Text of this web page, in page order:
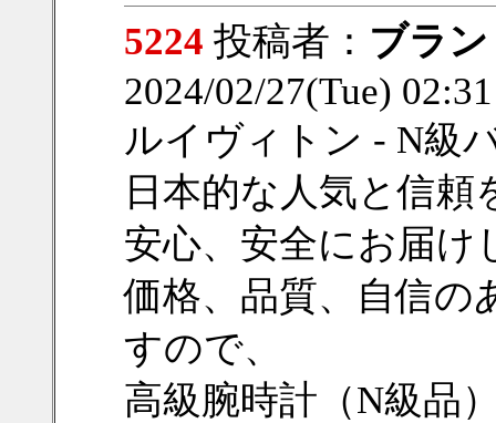
5224 投稿者： ブラ
2024/02/27(Tue)
ルイヴィトン - N級
日本的な人気と信頼
安心、安全にお届け
価格、品質、自信の
すので、
高級腕時計（N級品